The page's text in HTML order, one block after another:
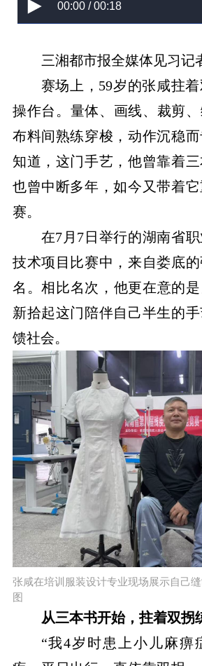
00:00 / 00:18
三湘都市报全媒体见习记
赛场上，59岁的张咸拄
操作台。量体、画线、裁剪
布料间熟练穿梭，动作沉稳
知道，这门手艺，他曾靠着三
也曾中断多年，如今又带着
赛。
在7月7日举行的湖南省
技术项目比赛中，来自娄底
名。相比名次，他更在意的
新拾起这门陪伴自己半生的
馈社会。
张咸​在培训服装设计专业现场展示自己
图
从三本书开始，拄着双拐
“我4岁时患上小儿麻痹